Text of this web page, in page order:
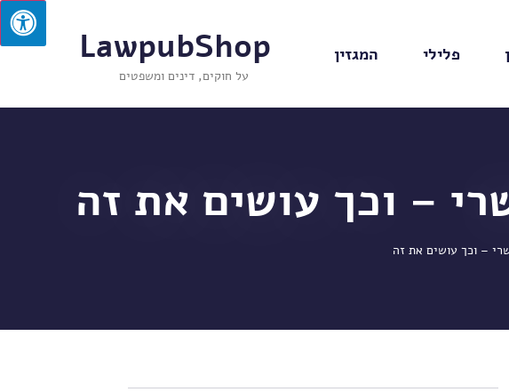
פלילי המגזין LawpubShop
על חוקים, דינים ומשפטים
– וכך עושים את זה
– וכך עושים את זה